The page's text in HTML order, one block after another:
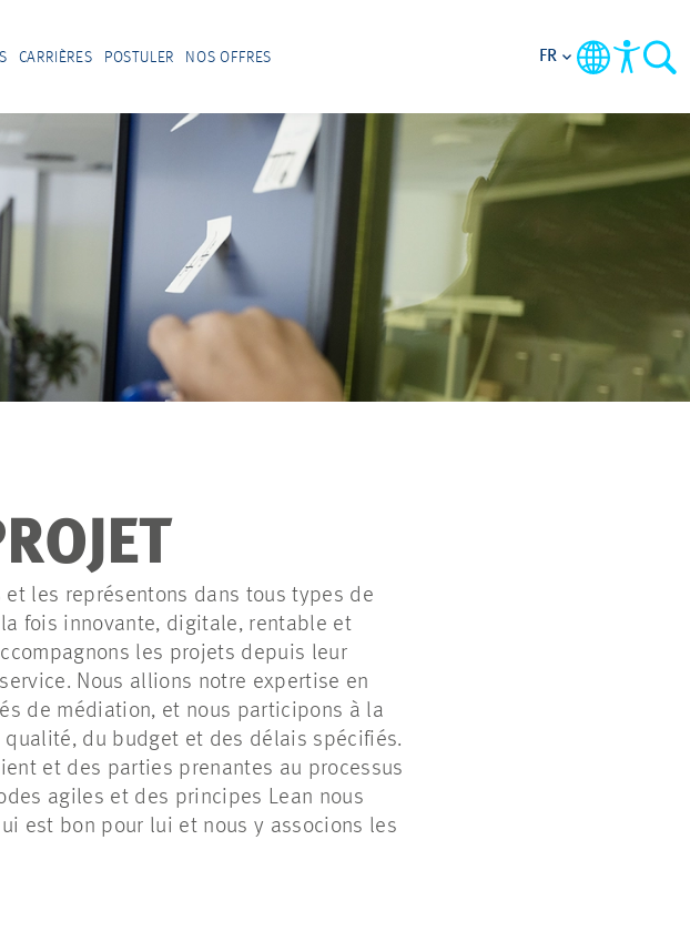
CARRIÈRES POSTULER NOS OFFRES FR
les représentons dans tous types de
fois innovante, digitale, rentable et
les projets depuis leur
Nous allions notre expertise en
de médiation, et nous participons à la
du budget et des délais spécifiés.
et des parties prenantes au processus
agiles et des principes Lean nous
est bon pour lui et nous y associons les